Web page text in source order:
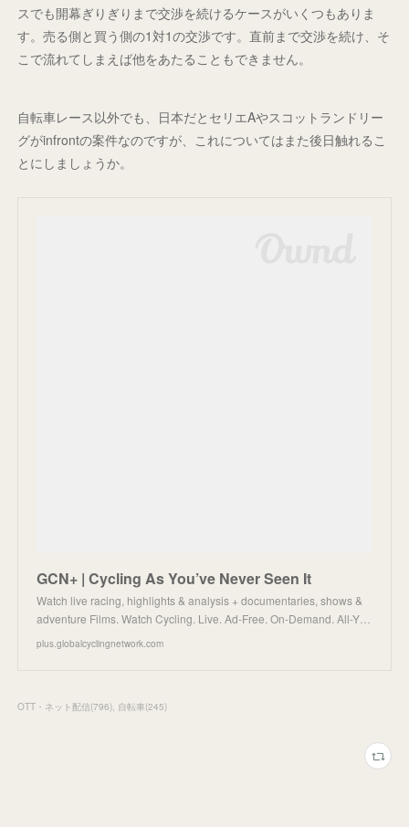
スでも開幕ぎりぎりまで交渉を続けるケースがいくつもありま
す。売る側と買う側の1対1の交渉です。直前まで交渉を続け、そ
こで流れてしまえば他をあたることもできません。
自転車レース以外でも、日本だとセリエAやスコットランドリー
グがinfrontの案件なのですが、これについてはまた後日触れるこ
とにしましょうか。
GCN+ | Cycling As You’ve Never Seen It
Watch live racing, highlights & analysis + documentaries, shows &
adventure Films. Watch Cycling. Live. Ad-Free. On-Demand. All-Y…
plus.globalcyclingnetwork.com
OTT・ネット配信(796) 自転車(245)